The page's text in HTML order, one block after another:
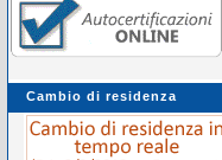
Cambio di residenza